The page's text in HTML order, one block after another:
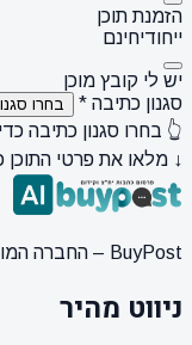
הזמנת תוכן
ייחודיחינם
יש לי קובץ מוכן
סגנון כתיבה * בחרו
👆 בחרו סגנון כתיבה
↓ מלאו את פרטי התוכן
BuyPost – החברה המובילה בישראל לפרסום כתבות תוכן וקישורים באתרי חדשות ותוכן מובילים. מחירון מעודכן, כתיבת AI מתקדמת, קידום אתרים SEO מקצועי. 11 שנות ניסיון ואלפי לקוחות מרוצים.
ניווט מהיר